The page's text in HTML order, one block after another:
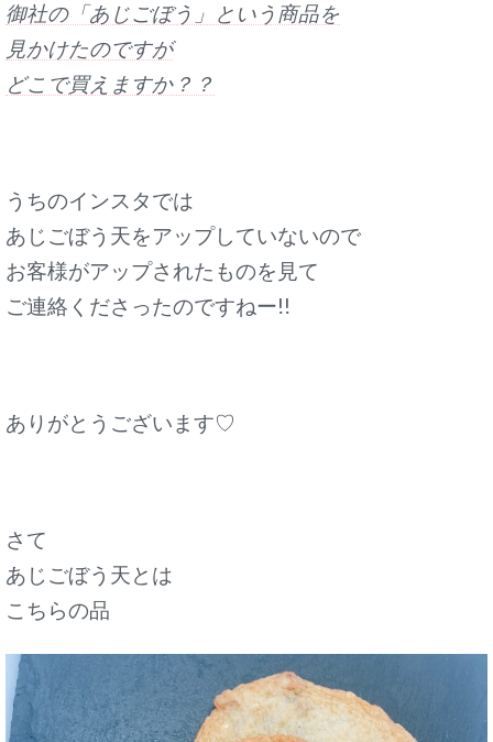
御社の「あじごぼう」という商品を
見かけたのですが
どこで買えますか？？
うちのインスタでは
あじごぼう天をアップしていないので
お客様がアップされたものを見て
ご連絡くださったのですねー!!
ありがとうございます♡
さて
あじごぼう天とは
こちらの品